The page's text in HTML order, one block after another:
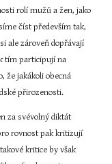
rolí mužů a žen, jako
číst především tak,
ale zároveň dopřávají
tím participují na
že jakákoli obecná
přirozenosti.
za svévolný diktát
rovnost pak kritizují
kritice by však